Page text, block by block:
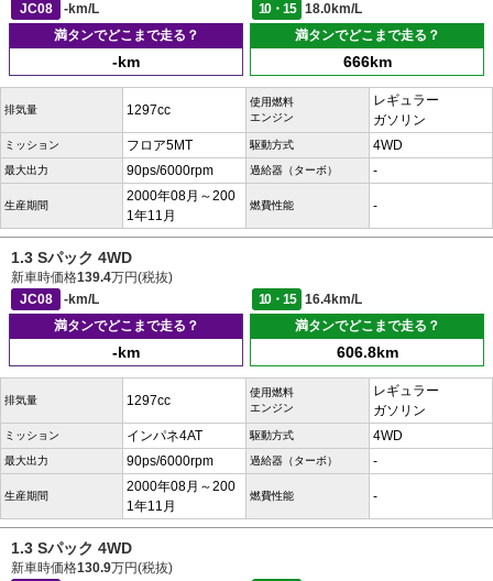
JC08
-km/L 10・15
18.0km/L
満タンでどこまで走る？
-km
満タンでどこまで走る？
666km
排気量 1297cc
使用燃料
エンジン
レギュラー
ガソリン
ミッション フロア5MT 駆動方式 4WD
最大出力 90ps/6000rpm 過給器（ターボ） -
生産期間
2000年08月～200
1年11月
燃費性能 -
1.3 Sパック 4WD
新車時価格139.4万円(税抜)
JC08
-km/L 10・15
16.4km/L
満タンでどこまで走る？
-km
満タンでどこまで走る？
606.8km
排気量 1297cc
使用燃料
エンジン
レギュラー
ガソリン
ミッション インパネ4AT 駆動方式 4WD
最大出力 90ps/6000rpm 過給器（ターボ） -
生産期間
2000年08月～200
1年11月
燃費性能 -
1.3 Sパック 4WD
新車時価格130.9万円(税抜)